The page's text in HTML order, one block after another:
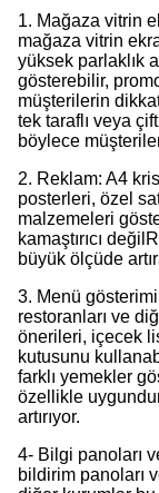
1. Mağaza vitrin
mağaza vitrin
yüksek parlaklık
gösterebilir,
müşterilerin
tek taraflı veya
böylece
2. Reklam: A4
posterleri, özel
malzemeleri
kamaştırıcı
büyük ölçüde
3. Menü
restoranları ve
önerileri, içecek
kutusunu
farklı yemekler
özellikle
artırıyor.
4- Bilgi panoları
bildirim panoları